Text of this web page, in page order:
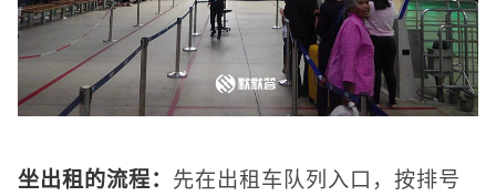
坐出租的流程： 先在出租车队列入口，按排号